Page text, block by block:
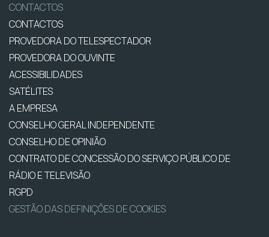
CONTACTOS
CONTACTOS
PROVEDORA DO TELESPECTADOR
PROVEDORA DO OUVINTE
ACESSIBILIDADES
SATÉLITES
A EMPRESA
CONSELHO GERAL INDEPENDENTE
CONSELHO DE OPINIÃO
CONTRATO DE CONCESSÃO DO SERVIÇO PÚBLICO DE
RÁDIO E TELEVISÃO
RGPD
GESTÃO DAS DEFINIÇÕES DE COOKIES